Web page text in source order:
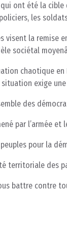
ont été la cible
les
visent la remise
sociétal
chaotique
situation exige
des
par l’armée
pour la
territoriale des
battre contre